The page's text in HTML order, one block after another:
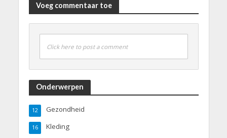
Voeg commentaar toe
Click here to post a comment
Onderwerpen
Gezondheid
12
Kleding
16